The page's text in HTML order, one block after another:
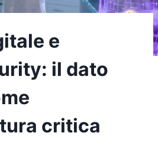
e
il dato
critica